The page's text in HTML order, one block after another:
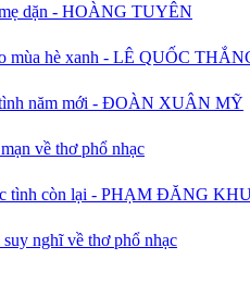
dặn - HOÀNG TUYÊN
mùa hè xanh - LÊ QUỐC
năm mới - ĐOÀN XUÂN MỸ
về thơ phổ nhạc
tình còn lại - PHẠM ĐĂNG
nghĩ về thơ phổ nhạc